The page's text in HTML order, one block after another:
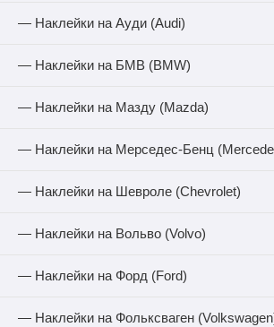
— Наклейки на Ауди (Audi)
— Наклейки на БМВ (BMW)
— Наклейки на Мазду (Mazda)
— Наклейки на Мерседес-Бенц
— Наклейки на Шевроле (Chevrolet)
— Наклейки на Вольво (Volvo)
— Наклейки на Форд (Ford)
— Наклейки на Фольксваген